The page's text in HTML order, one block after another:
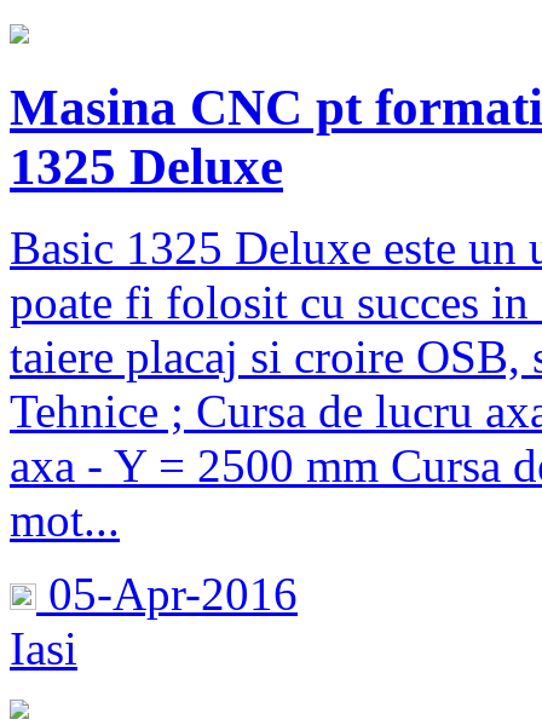
Masina CNC pt
1325 Deluxe
Basic 1325 Deluxe este
poate fi folosit cu succes
taiere placaj si croire OSB,
Tehnice ; Cursa de lucru
axa - Y = 2500 mm Cursa
mot...
05-Apr-2016
Iasi